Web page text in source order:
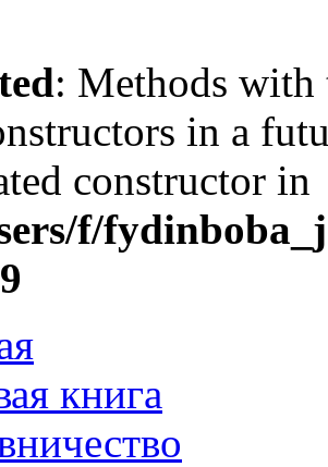
: Methods with
in a
constructor in
f/
книга